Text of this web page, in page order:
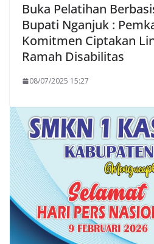
Buka Pelatihan
Bupati Nganjuk :
Komitmen Ciptakan
Ramah Disabilitas
08/07/2025 15:27